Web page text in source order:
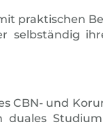
praktischen
CBN- und